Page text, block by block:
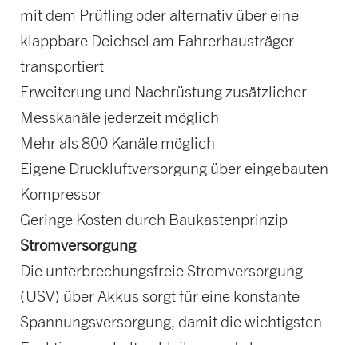
mit dem Prüfling oder alternativ über eine
klappbare Deichsel am Fahrerhausträger
transportiert
Erweiterung und Nachrüstung zusätzlicher
Messkanäle jederzeit möglich
Mehr als 800 Kanäle möglich
Eigene Druckluftversorgung über eingebauten
Kompressor
Geringe Kosten durch Baukastenprinzip
Stromversorgung
Die unterbrechungsfreie Stromversorgung
(USV) über Akkus sorgt für eine konstante
Spannungsversorgung, damit die wichtigsten